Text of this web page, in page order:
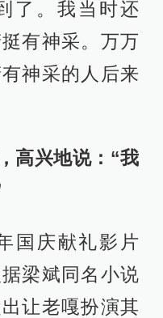
了。我当时还
有神采。万万
神采的人后来
高兴地说：“我
国庆献礼影片
梁斌同名小说
让老嘎扮演其